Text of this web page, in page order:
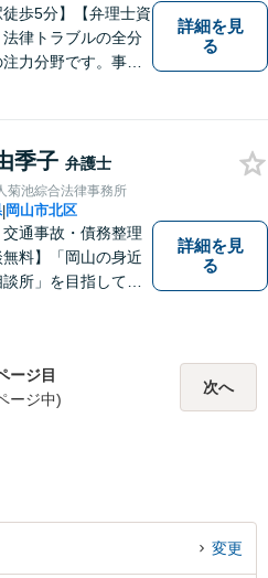
徒歩5分】【弁理士資
律トラブルの全分
力分野です。事務
【後払い対応】
際人権問題委員会
りの方は、お気軽
下さい。
詳細を見
る
季子 弁護士
菊池綜合法律事務所
|岡山市北区
交通事故・債務整理
料】「岡山の身近
所」を目指してい
いなことでも構いま
気軽にご相談くださ
詳細を見
る
ージ目
ージ中)
次へ
変更